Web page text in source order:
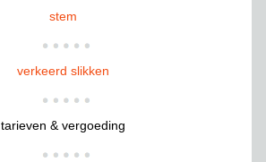
stem
verkeerd slikken
tarieven & vergoeding